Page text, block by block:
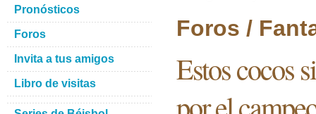
Foros /
Estos cocos
por el
Pronósticos
Foros
Invita a tus amigos
Libro de visitas